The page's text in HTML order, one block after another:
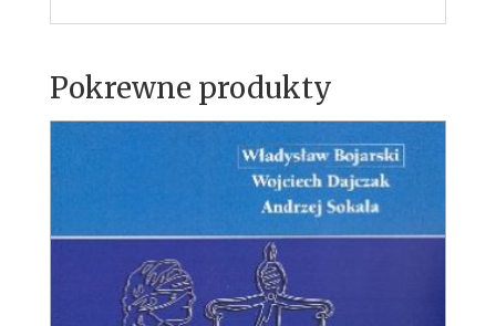
Pokrewne produkty